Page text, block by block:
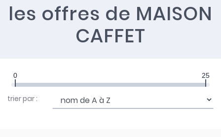
les offres de MAISON
CAFFET
0 25
trier par :